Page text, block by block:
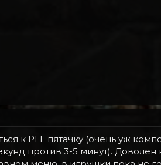
к PLL пятачку (очень уж
против 3-5 минут). Доволен